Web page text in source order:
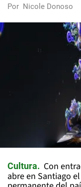
Por Nicole Donoso
Cultura
Con
abre en Santiago